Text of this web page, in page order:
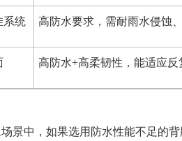
系统 高防水要求，需耐雨水侵蚀
高防水+高柔韧性，能适应反
景中，如果选用防水性能不足的